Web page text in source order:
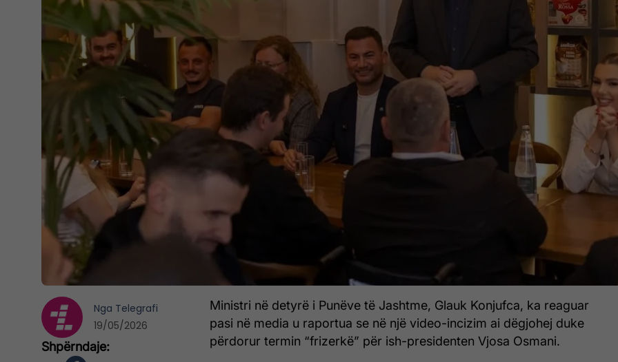
Ministri në detyrë i Punëve të Jashtme, Glauk Konjufca, ka reaguar
pasi në media u raportua se në një video-incizim ai dëgjohej duke
përdorur termin “frizerkë” për ish-presidenten Vjosa Osmani.
Nga Telegrafi
19/05/2026